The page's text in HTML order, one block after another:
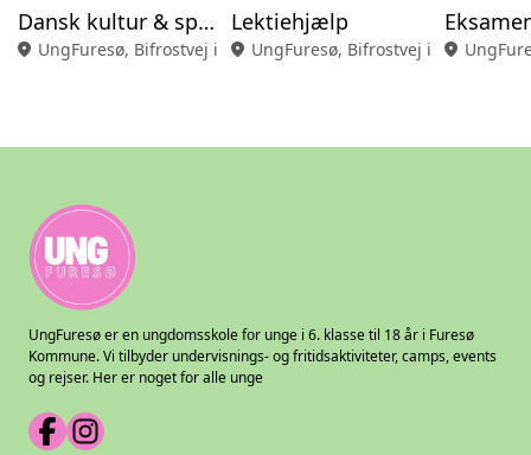
Dansk kultur & sprog
location_on UngFuresø, Bifrostvej i Farum
Lektiehjælp
location_on UngFuresø, Bifrostvej i Farum
location_on
UngFuresø er en ungdomsskole for unge i 6. klasse til 18 år i Furesø
Kommune. Vi tilbyder undervisnings- og fritidsaktiviteter, camps, events
og rejser. Her er noget for alle unge